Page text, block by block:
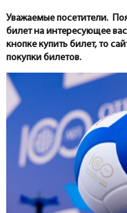
Уважаемые посетители.
билет на интересующее
кнопке купить билет, то
покупки билетов.